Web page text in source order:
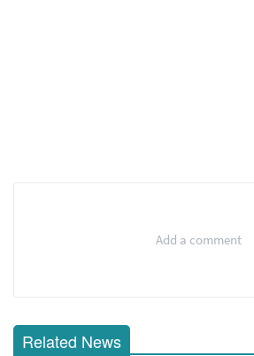
Add a comment
Related News